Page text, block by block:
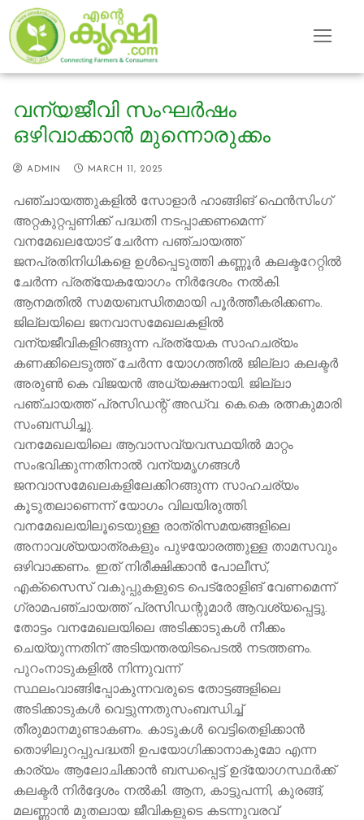
Skip
to
content
വന്യജീവി സംഘര്‍ഷം
ഒഴിവാക്കാന്‍ മുന്നൊരുക്കം
ADMIN MARCH 11, 2025
പഞ്ചായത്തുകളില്‍ സോളാര്‍ ഹാങ്ങിങ് ഫെന്‍സിംഗ്
അറ്റകുറ്റപ്പണിക്ക് പദ്ധതി നടപ്പാക്കണമെന്ന്
വനമേഖലയോട് ചേര്‍ന്ന പഞ്ചായത്ത്
ജനപ്രതിനിധികളെ ഉള്‍പ്പെടുത്തി കണ്ണൂര്‍ കലക്ടറേറ്റില്‍
ചേർന്ന പ്രത്യേകയോഗം നിർദേശം നൽകി.
ആനമതില്‍ സമയബന്ധിതമായി പൂര്‍ത്തീകരിക്കണം.
ജില്ലയിലെ ജനവാസമേഖലകളില്‍
വന്യജീവികളിറങ്ങുന്ന പ്രത്യേക സാഹചര്യം
കണക്കിലെടുത്ത് ചേർന്ന യോഗത്തിൽ ജില്ലാ കലക്ടര്‍
അരുണ്‍ കെ വിജയന്‍ അധ്യക്ഷനായി. ജില്ലാ
പഞ്ചായത്ത് പ്രസിഡന്റ് അഡ്വ. കെ.കെ രത്നകുമാരി
സംബന്ധിച്ചു.
വനമേഖലയിലെ ആവാസവ്യവസ്ഥയില്‍ മാറ്റം
സംഭവിക്കുന്നതിനാല്‍ വന്യമൃഗങ്ങള്‍
ജനവാസമേഖലകളിലേക്കിറങ്ങുന്ന സാഹചര്യം
കൂടുതലാണെന്ന് യോഗം വിലയിരുത്തി.
വനമേഖലയിലൂടെയുള്ള രാത്രിസമയങ്ങളിലെ
അനാവശ്യയാത്രകളും പുഴയോരത്തുള്ള താമസവും
ഒഴിവാക്കണം. ഇത് നിരീക്ഷിക്കാന്‍ പോലീസ്,
എക്സൈസ് വകുപ്പുകളുടെ പെട്രോളിങ് വേണമെന്ന്
ഗ്രാമപഞ്ചായത്ത് പ്രസിഡന്റുമാര്‍ ആവശ്യപ്പെട്ടു.
തോട്ടം വനമേഖലയിലെ അടിക്കാടുകള്‍ നീക്കം
ചെയ്യുന്നതിന് അടിയന്തരയിടപെടല്‍ നടത്തണം.
പുറംനാടുകളില്‍ നിന്നുവന്ന്
സ്ഥലംവാങ്ങിപ്പോകുന്നവരുടെ തോട്ടങ്ങളിലെ
അടിക്കാടുകള്‍ വെട്ടുന്നതുസംബന്ധിച്ച്
തീരുമാനമുണ്ടാകണം. കാടുകള്‍ വെട്ടിതെളിക്കാന്‍
തൊഴിലുറപ്പുപദ്ധതി ഉപയോഗിക്കാനാകുമോ എന്ന
കാര്യം ആലോചിക്കാന്‍ ബന്ധപ്പെട്ട് ഉദ്യോഗസ്ഥര്‍ക്ക്
കലക്ടര്‍ നിര്‍ദ്ദേശം നല്‍കി. ആന, കാട്ടുപന്നി, കുരങ്ങ്,
മലണ്ണാന്‍ മുതലായ ജീവികളുടെ കടന്നുവരവ്